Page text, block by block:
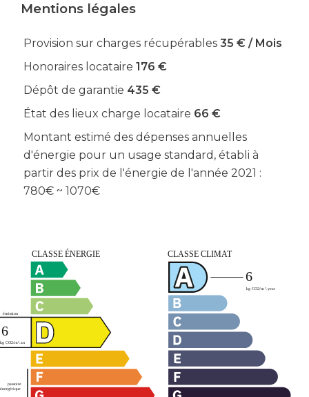
Mentions légales
Provision sur charges récupérables 35 € / Mois
Honoraires locataire 176 €
Dépôt de garantie 435 €
État des lieux charge locataire 66 €
Montant estimé des dépenses annuelles
d'énergie pour un usage standard, établi à
partir des prix de l'énergie de l'année 2021 :
780€ ~ 1070€